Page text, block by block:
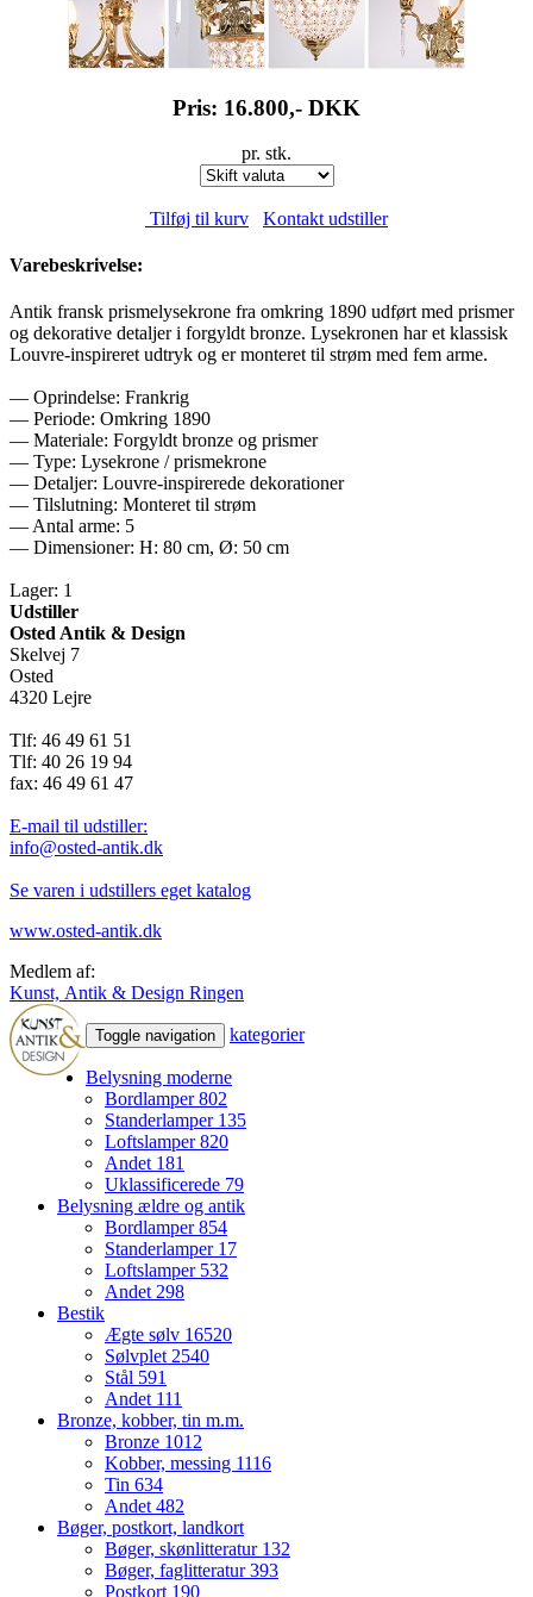
Pris: 16.800,- DKK
pr. stk.
Tilføj til kurv Kontakt udstiller
Varebeskrivelse:
Antik fransk prismelysekrone fra omkring 1890 udført med prismer
og dekorative detaljer i forgyldt bronze. Lysekronen har et klassisk
Louvre-inspireret udtryk og er monteret til strøm med fem arme.
— Oprindelse: Frankrig
— Periode: Omkring 1890
— Materiale: Forgyldt bronze og prismer
— Type: Lysekrone / prismekrone
— Detaljer: Louvre-inspirerede dekorationer
— Tilslutning: Monteret til strøm
— Antal arme: 5
— Dimensioner: H: 80 cm, Ø: 50 cm
Lager: 1
Udstiller
Osted Antik & Design
Skelvej 7
Osted
4320 Lejre
Tlf: 46 49 61 51
Tlf: 40 26 19 94
fax: 46 49 61 47
E-mail til udstiller:
info@osted-antik.dk
Se varen i udstillers eget katalog
www.osted-antik.dk
Medlem af:
Kunst, Antik & Design Ringen
Toggle navigation kategorier
Belysning moderne
Bordlamper802
Standerlamper 135
Loftslamper820
Andet 181
Uklassificerede 79
Belysning ældre og antik
Bordlamper854
Standerlamper 17
Loftslamper 532
Andet298
Bestik
Ægte sølv 16520
Sølvplet2540
Stål 591
Andet 111
Bronze, kobber, tin m.m.
Bronze 1012
Kobber, messing 1116
Tin 634
Andet482
Bøger, postkort, landkort
Bøger, skønlitteratur 132
Bøger, faglitteratur393
Postkort 190